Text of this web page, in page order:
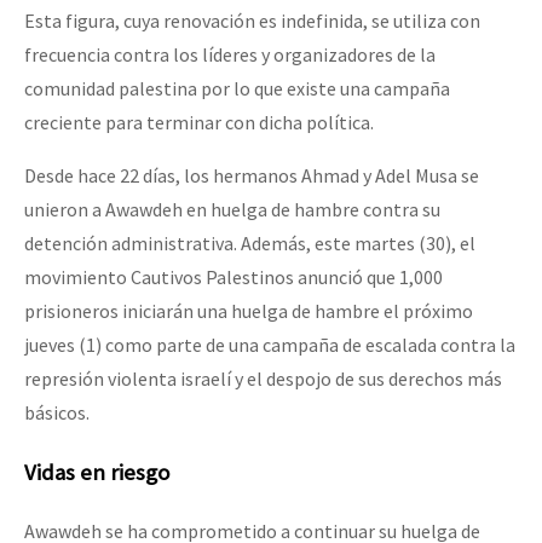
Esta figura, cuya renovación es indefinida, se utiliza con
frecuencia contra los líderes y organizadores de la
comunidad palestina por lo que existe una campaña
creciente para terminar con dicha política.
Desde hace 22 días, los hermanos Ahmad y Adel Musa se
unieron a Awawdeh en huelga de hambre contra su
detención administrativa. Además, este martes (30), el
movimiento Cautivos Palestinos anunció que 1,000
prisioneros iniciarán una huelga de hambre el próximo
jueves (1) como parte de una campaña de escalada contra la
represión violenta israelí y el despojo de sus derechos más
básicos.
Vidas en riesgo
Awawdeh se ha comprometido a continuar su huelga de